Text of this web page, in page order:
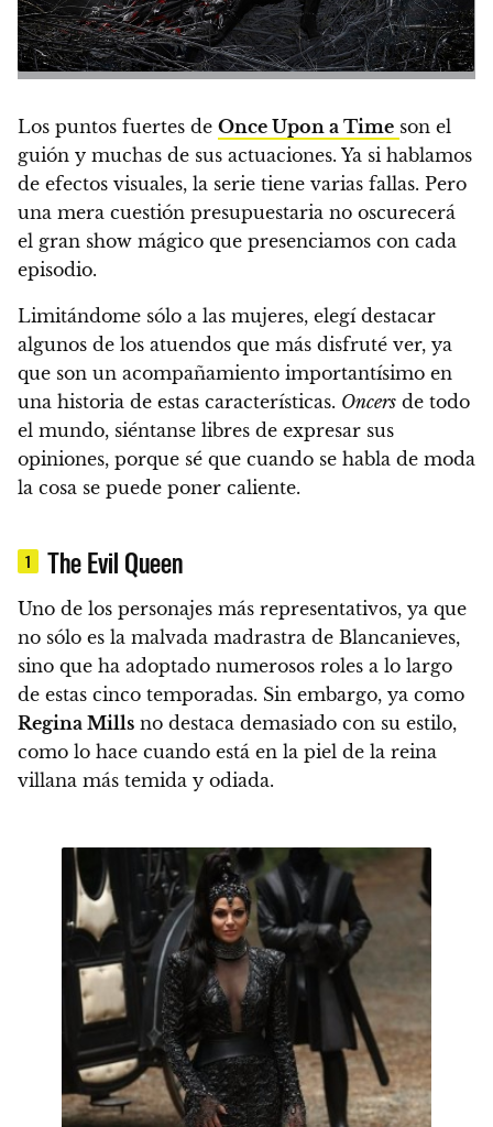
Los puntos fuertes de Once Upon a Time son el
guión y muchas de sus actuaciones. Ya si hablamos
de efectos visuales, la serie tiene varias fallas. Pero
una mera cuestión presupuestaria no oscurecerá
el gran show mágico que presenciamos con cada
episodio.
Limitándome sólo a las mujeres, elegí destacar
algunos de los atuendos que más disfruté ver, ya
que son un acompañamiento importantísimo en
una historia de estas características. Oncers de todo
el mundo, siéntanse libres de expresar sus
opiniones, porque sé que cuando se habla de moda
la cosa se puede poner caliente.
1 The Evil Queen
Uno de los personajes más representativos, ya que
no sólo es la malvada madrastra de Blancanieves,
sino que ha adoptado numerosos roles a lo largo
de estas cinco temporadas. Sin embargo, ya como
Regina Mills no destaca demasiado con su estilo,
como lo hace cuando está en la piel de la reina
villana más temida y odiada.